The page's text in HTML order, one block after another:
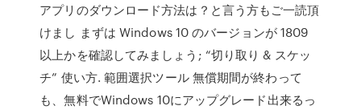
アプリのダウンロード方法は？と言う方もご一読頂
けまし まずは Windows 10 のバージョンが 1809
以上かを確認してみましょう; “切り取り & スケッ
チ” 使い方. 範囲選択ツール 無償期間が終わって
も、無料でWindows 10にアップグレード出来るっ